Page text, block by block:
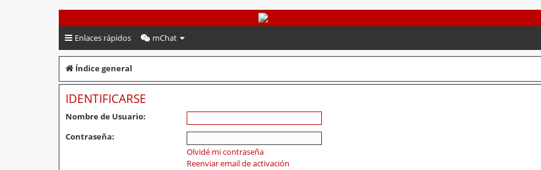
PeruVoley.com
Enlaces rápidos mChat
Índice general
IDENTIFICARSE
Nombre de Usuario:
Contraseña:
Olvidé mi contraseña
Reenviar email de activación